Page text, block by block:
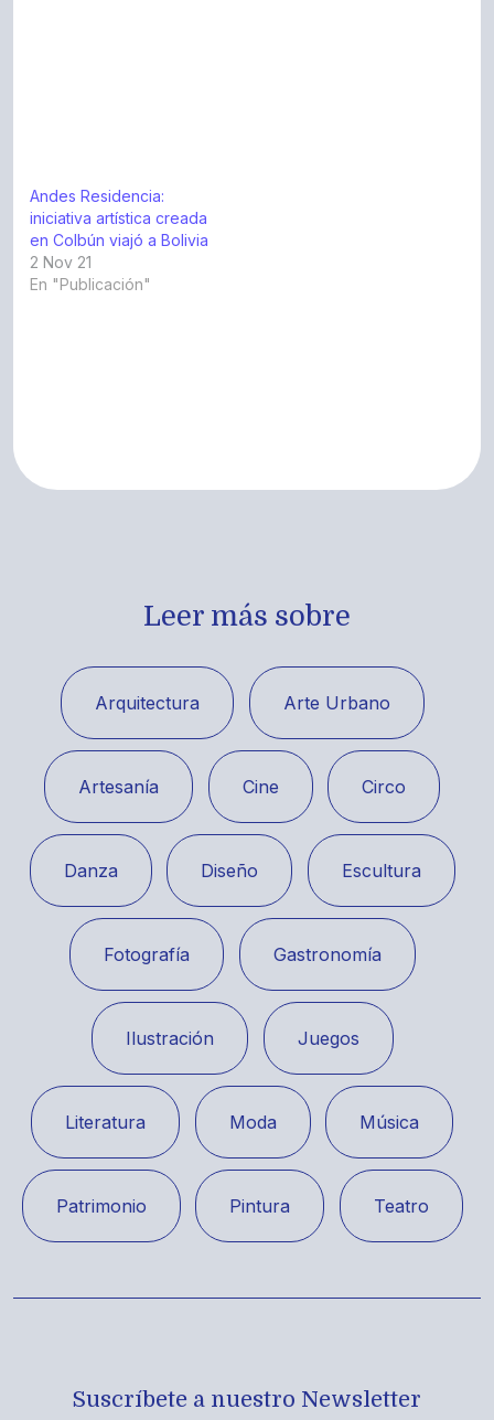
Andes Residencia:
iniciativa artística creada
en Colbún viajó a Bolivia
2 Nov 21
En "Publicación"
Leer más sobre
Arquitectura Arte Urbano
Artesanía Cine Circo
Danza Diseño Escultura
Fotografía Gastronomía
Ilustración Juegos
Literatura Moda Música
Patrimonio Pintura Teatro
Suscríbete a nuestro Newsletter